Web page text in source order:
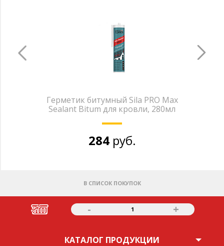
Герметик битумный Sila PRO Max
Sealant Bitum для кровли, 280мл
284 руб.
В СПИСОК ПОКУПОК
- 1 +
КАТАЛОГ ПРОДУКЦИИ